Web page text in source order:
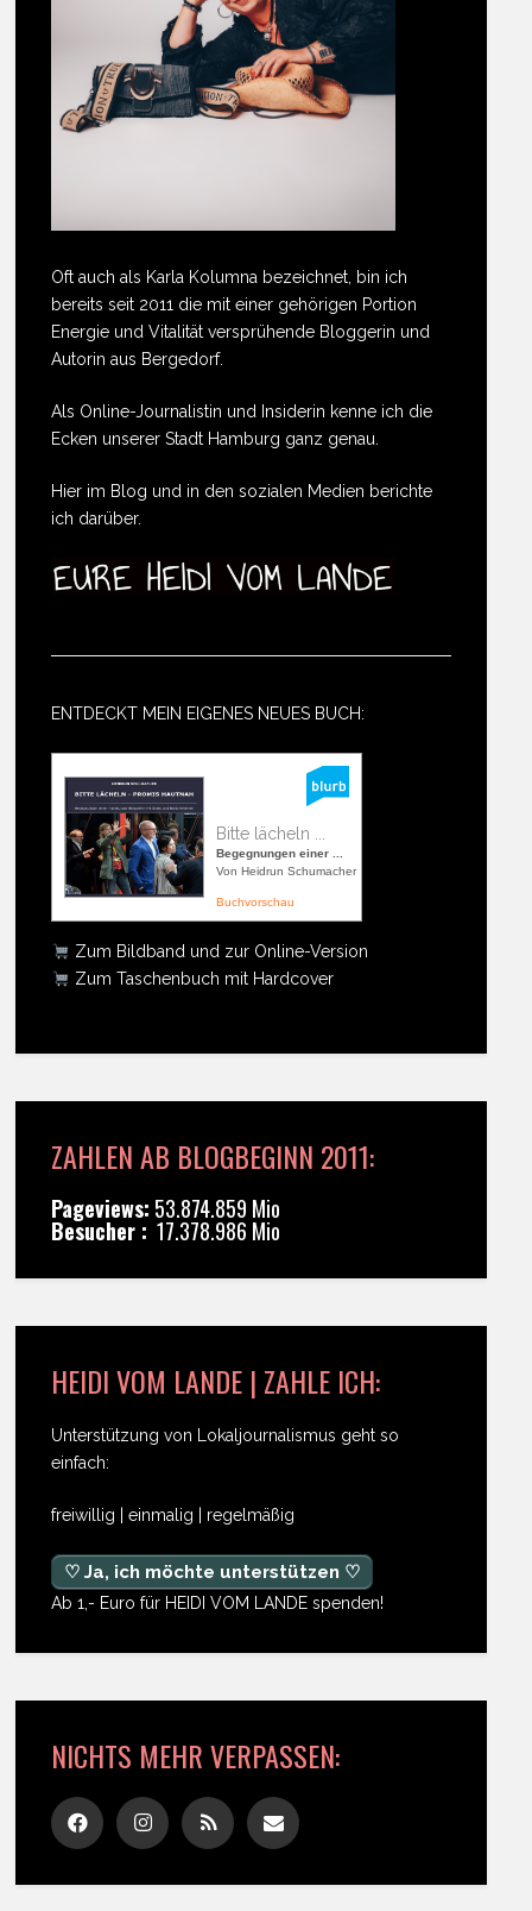
Oft auch als Karla Kolumna bezeichnet, bin ich
bereits seit 2011 die mit einer gehörigen Portion
Energie und Vitalität versprühende Bloggerin und
Autorin aus Bergedorf.
Als Online-Journalistin und Insiderin kenne ich die
Ecken unserer Stadt Hamburg ganz genau.
Hier im Blog und in den sozialen Medien berichte
ich darüber.
ENTDECKT MEIN EIGENES NEUES BUCH:
Bitte lächeln ...
Begegnungen einer ...
Von Heidrun Schumacher
Buchvorschau
Zum Bildband und zur Online-Version
Zum Taschenbuch mit Hardcover
ZAHLEN AB BLOGBEGINN 2011:
Pageviews: 53.874.859 Mio
Besucher : 17.378.986 Mio
HEIDI VOM LANDE | ZAHLE ICH:
Unterstützung von Lokaljournalismus geht so
einfach:
freiwillig | einmalig | regelmäßig
♡ Ja, ich möchte unterstützen ♡
Ab 1,- Euro für HEIDI VOM LANDE spenden!
NICHTS MEHR VERPASSEN: